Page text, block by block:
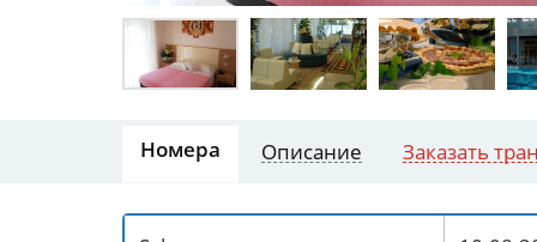
Номера Описание Заказать